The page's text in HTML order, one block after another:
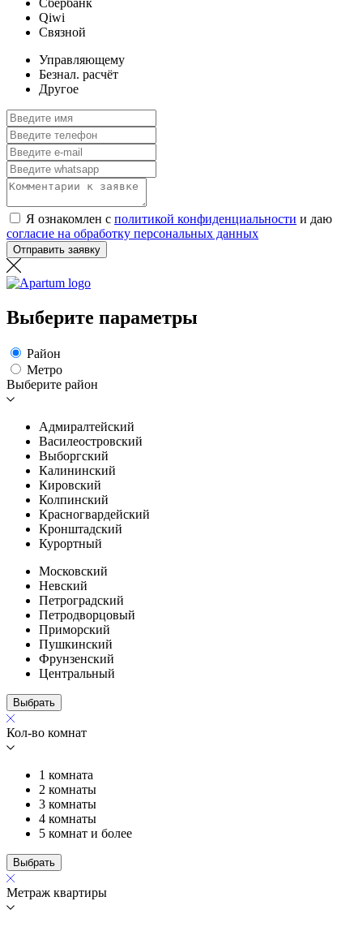
Сбербанк
Qiwi
Связной
Управляющему
Безнал. расчёт
Другое
Я ознакомлен с политикой конфиденциальности и даю
согласие на обработку персональных данных
Отправить заявку
Выберите параметры
Район
Метро
Выберите район
Адмиралтейский
Василеостровский
Выборгский
Калининский
Кировский
Колпинский
Красногвардейский
Кронштадский
Курортный
Московский
Невский
Петроградский
Петродворцовый
Приморский
Пушкинский
Фрунзенский
Центральный
Выбрать
Кол-во комнат
1 комната
2 комнаты
3 комнаты
4 комнаты
5 комнат и более
Выбрать
Метраж квартиры